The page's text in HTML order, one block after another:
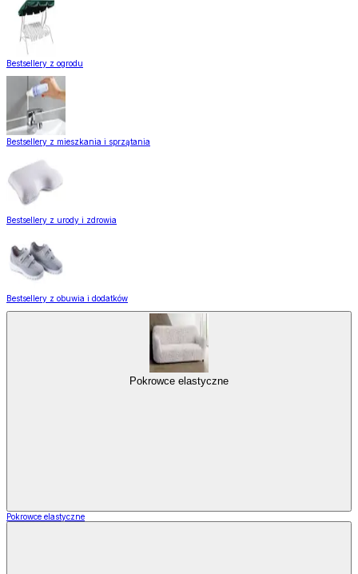
Bestsellery z ogrodu
Bestsellery z mieszkania i sprzątania
Bestsellery z urody i zdrowia
Bestsellery z obuwia i dodatków
Pokrowce elastyczne
Pokrowce elastyczne